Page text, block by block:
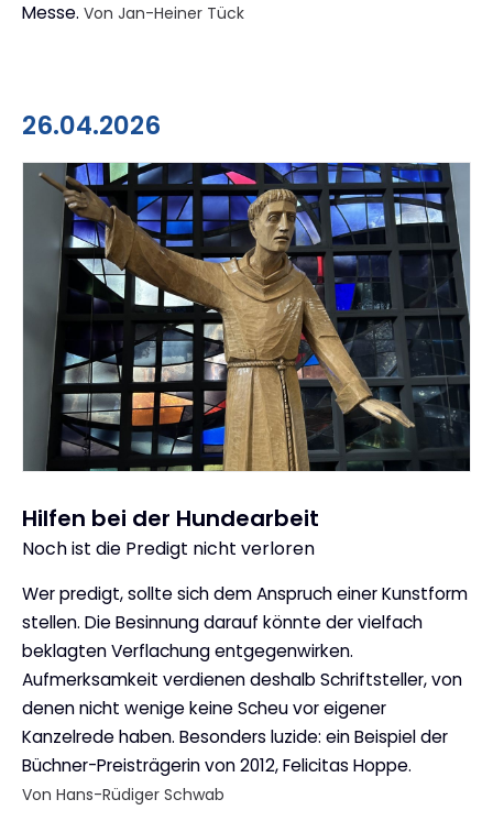
Messe. Von Jan-Heiner Tück
26.04.2026
Hilfen bei der Hundearbeit
:
Noch ist die Predigt nicht verloren
Wer predigt, sollte sich dem Anspruch einer Kunstform
stellen. Die Besinnung darauf könnte der vielfach
beklagten Verflachung entgegenwirken.
Aufmerksamkeit verdienen deshalb Schriftsteller, von
denen nicht wenige keine Scheu vor eigener
Kanzelrede haben. Besonders luzide: ein Beispiel der
Büchner-Preisträgerin von 2012, Felicitas Hoppe.
Von Hans-Rüdiger Schwab